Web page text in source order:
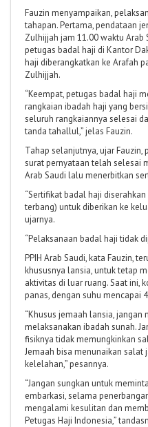
Fauzin menyampaikan,
tahapan. Pertama, pendataan
Zulhijjah jam 11.00 waktu Arab
petugas badal haji di Kantor
haji diberangkatkan ke Arafah
Zulhijjah.
“Keempat, petugas badal haji
rangkaian ibadah haji yang
seluruh rangkaiannya selesai
tanda tahallul,” jelas Fauzin.
Tahap selanjutnya, ujar
surat pernyataan telah selesai
Arab Saudi lalu menerbitkan
“Sertifikat badal haji
terbang) untuk diberikan ke
ujarnya.
“Pelaksanaan badal haji tidak
PPIH Arab Saudi, kata Fauzin,
khususnya lansia, untuk tetap
aktivitas di luar ruang. Saat ini,
panas, dengan suhu mencapai
“Khusus jemaah lansia, jangan
melaksanakan ibadah sunah.
fisiknya tidak memungkinkan
Jemaah bisa menunaikan
kelelahan,” pesannya.
“Jangan sungkan untuk
embarkasi, selama
mengalami kesulitan dan
Petugas Haji Indonesia,”